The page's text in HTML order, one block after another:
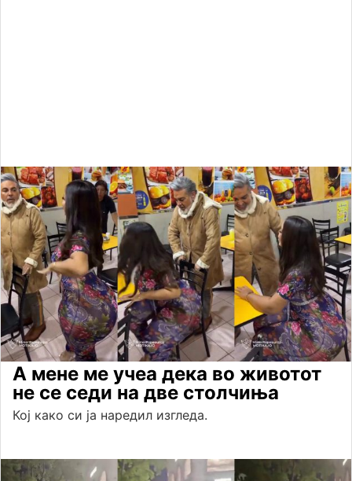
А мене ме учеа дека во животот
не се седи на две столчиња
Кој како си ја наредил изгледа.